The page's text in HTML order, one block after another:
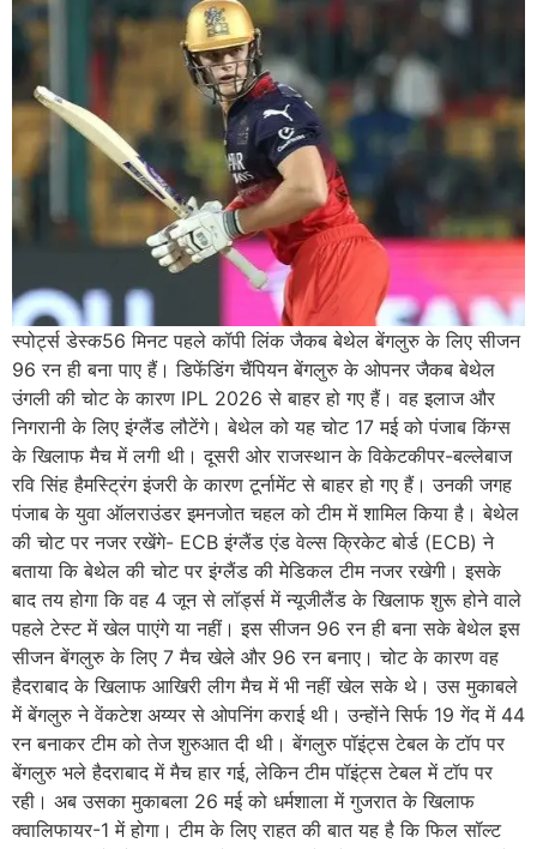
स्पोर्ट्स डेस्क56 मिनट पहले कॉपी लिंक जैकब बेथेल बेंगलुरु के लिए सीजन
96 रन ही बना पाए हैं। डिफेंडिंग चैंपियन बेंगलुरु के ओपनर जैकब बेथेल
उंगली की चोट के कारण IPL 2026 से बाहर हो गए हैं। वह इलाज और
निगरानी के लिए इंग्लैंड लौटेंगे। बेथेल को यह चोट 17 मई को पंजाब किंग्स
के खिलाफ मैच में लगी थी। दूसरी ओर राजस्थान के विकेटकीपर-बल्लेबाज
रवि सिंह हैमस्ट्रिंग इंजरी के कारण टूर्नामेंट से बाहर हो गए हैं। उनकी जगह
पंजाब के युवा ऑलराउंडर इमनजोत चहल को टीम में शामिल किया है। बेथेल
की चोट पर नजर रखेंगे- ECB इंग्लैंड एंड वेल्स क्रिकेट बोर्ड (ECB) ने
बताया कि बेथेल की चोट पर इंग्लैंड की मेडिकल टीम नजर रखेगी। इसके
बाद तय होगा कि वह 4 जून से लॉर्ड्स में न्यूजीलैंड के खिलाफ शुरू होने वाले
पहले टेस्ट में खेल पाएंगे या नहीं। इस सीजन 96 रन ही बना सके बेथेल इस
सीजन बेंगलुरु के लिए 7 मैच खेले और 96 रन बनाए। चोट के कारण वह
हैदराबाद के खिलाफ आखिरी लीग मैच में भी नहीं खेल सके थे। उस मुकाबले
में बेंगलुरु ने वेंकटेश अय्यर से ओपनिंग कराई थी। उन्होंने सिर्फ 19 गेंद में 44
रन बनाकर टीम को तेज शुरुआत दी थी। बेंगलुरु पॉइंट्स टेबल के टॉप पर
बेंगलुरु भले हैदराबाद में मैच हार गई, लेकिन टीम पॉइंट्स टेबल में टॉप पर
रही। अब उसका मुकाबला 26 मई को धर्मशाला में गुजरात के खिलाफ
क्वालिफायर-1 में होगा। टीम के लिए राहत की बात यह है कि फिल सॉल्ट